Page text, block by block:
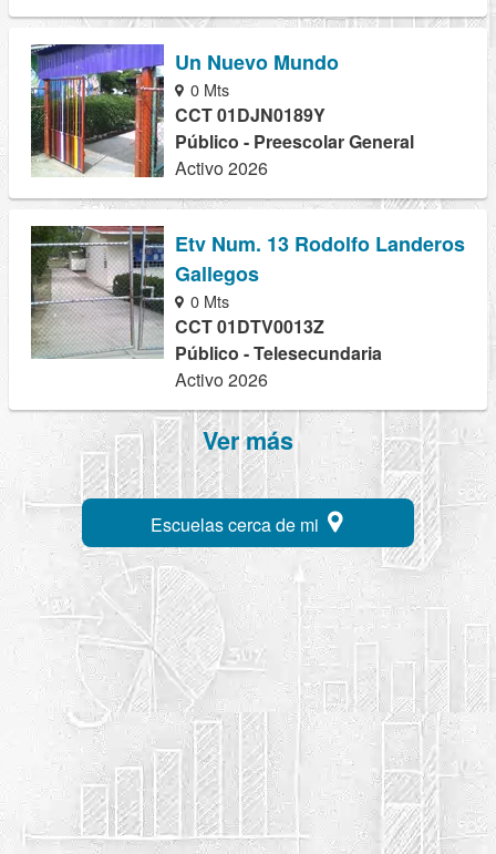
Un Nuevo Mundo
0 Mts
CCT 01DJN0189Y
Público - Preescolar General
Activo 2026
Etv Num. 13 Rodolfo Landeros
Gallegos
0 Mts
CCT 01DTV0013Z
Público - Telesecundaria
Activo 2026
Ver más
Escuelas cerca de mi